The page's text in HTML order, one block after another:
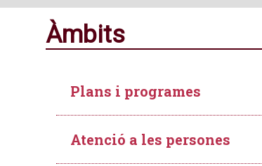
Àmbits
Plans i programes
Atenció a les persones